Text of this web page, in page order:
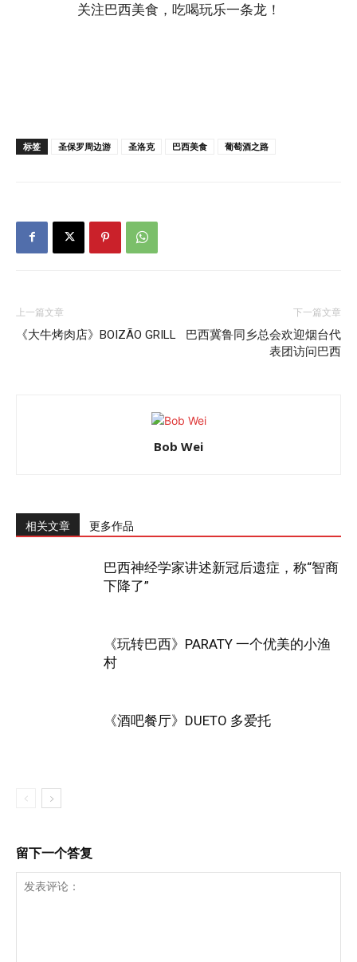
关注巴西美食，吃喝玩乐一条龙！
标签 圣保罗周边游 圣洛克 巴西美食 葡萄酒之路
上一篇文章
《大牛烤肉店》BOIZÃO GRILL
下一篇文章
巴西冀鲁同乡总会欢迎烟台代
表团访问巴西
Bob Wei
相关文章 更多作品
巴西神经学家讲述新冠后遗症，称“智商
下降了”
《玩转巴西》PARATY 一个优美的小渔
村
《酒吧餐厅》DUETO 多爱托
留下一个答复